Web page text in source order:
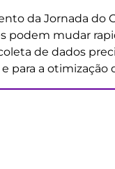
da Jornada
podem mudar
de dados
para a otimização